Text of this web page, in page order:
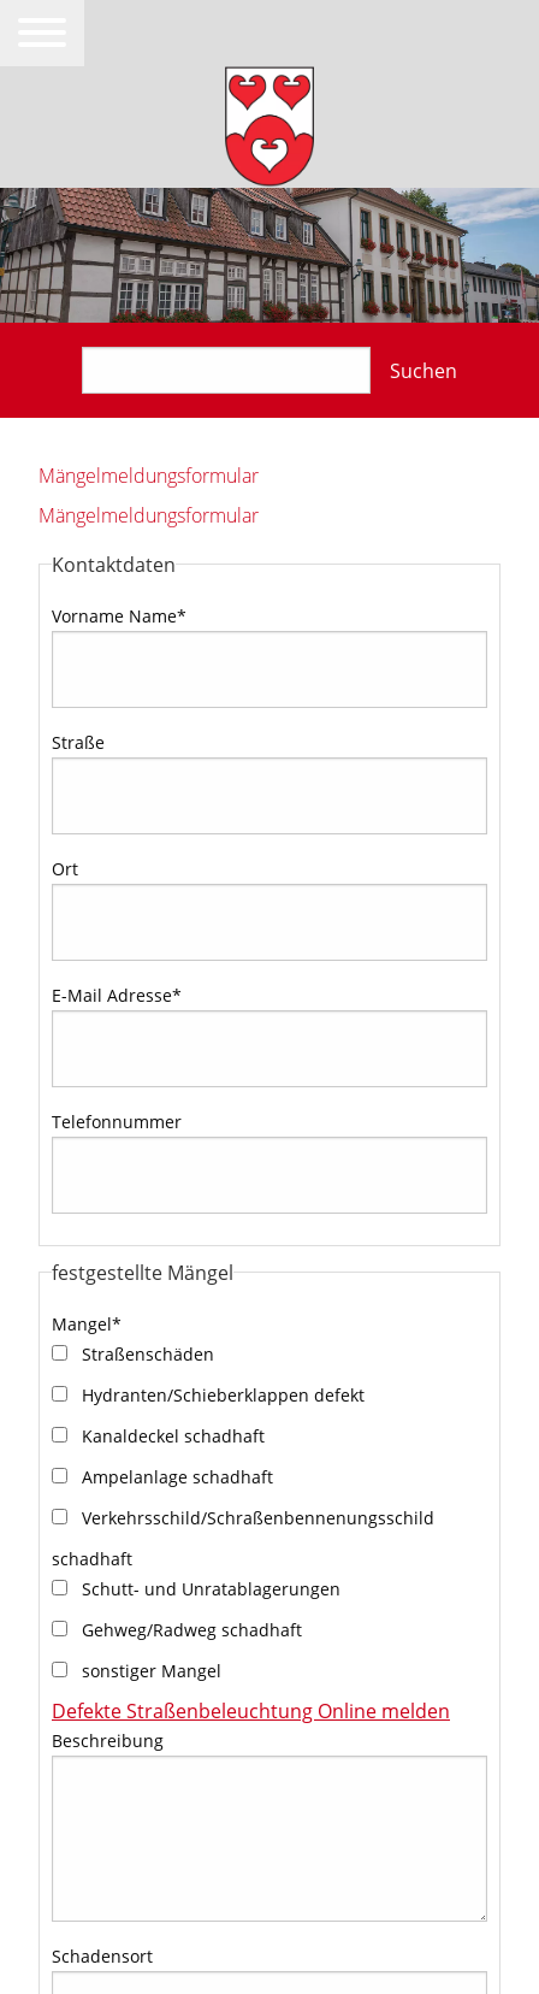
Suchen
Mängelmeldungsformular
Mängelmeldungsformular
Kontaktdaten
Vorname Name*
Straße
Ort
E-Mail Adresse*
Telefonnummer
festgestellte Mängel
Mangel*
Straßenschäden
Hydranten/Schieberklappen defekt
Kanaldeckel schadhaft
Ampelanlage schadhaft
schadhaft
Schutt- und Unratablagerungen
Gehweg/Radweg schadhaft
sonstiger Mangel
Defekte Straßenbeleuchtung Online melden
Beschreibung
Schadensort